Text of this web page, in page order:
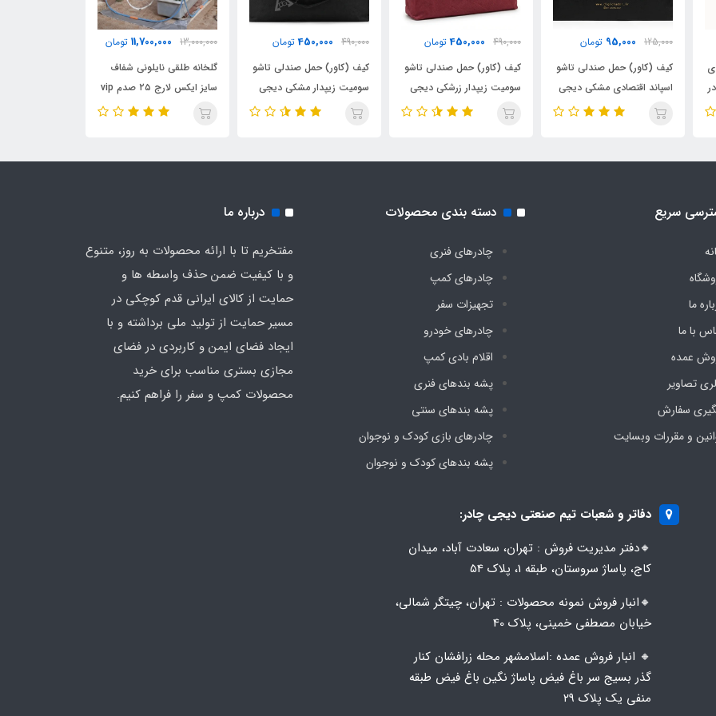
125,000
95,000 تومان
کیف (کاور) حمل صندلی تاشو
اسپاند اقتصادی مشکی دیجی
چادر
490,000
450,000 تومان
کیف (کاور) حمل صندلی تاشو
سومیت زیپدار زرشکی دیجی
چادر
490,000
450,000 تومان
کیف (کاور) حمل صندلی تاشو
سومیت زیپدار مشکی دیجی
چادر
13,000,000
11,700,000 تومان
گلخانه طلقی نایلونی شفاف
سایز ایکس لارج ۲۵ صدم vip
ضد آب چادری فنری بدون
سریع
ما
با ما
عمده
تصاویر
سفارش
و مقررات وبسایت
دسته بندی محصولات
چادرهای فنری
چادرهای کمپ
تجهیزات سفر
چادرهای خودرو
اقلام بادی کمپ
پشه‌ بندهای فنری
پشه‌ بندهای سنتی
چادرهای بازی کودک و نوجوان
پشه‌ بندهای کودک و نوجوان
درباره ما
مفتخریم تا با ارائه محصولات به روز، متنوع
و با کیفیت ضمن حذف واسطه ها و
حمایت از کالای ایرانی قدم کوچکی در
مسیر حمایت از تولید ملی برداشته و با
ایجاد فضای ایمن و کاربردی در فضای
مجازی بستری مناسب برای خرید
محصولات کمپ و سفر را فراهم کنیم.
دفاتر و شعبات تیم صنعتی دیجی چادر:
🔸️​​دفتر مدیریت فروش : تهران، سعادت آباد، میدان
کاج، پاساژ سروستان، طبقه 1، پلاک 54
🔸️​​انبار فروش نمونه محصولات : تهران، چیتگر شمالی،
خیابان مصطفی خمینی، پلاک 40
🔸️ انبار فروش عمده :اسلامشهر محله زرافشان کنار
گذر بسیج سر باغ فیض پاساژ نگین باغ فیض طبقه
منفی یک پلاک ۲۹